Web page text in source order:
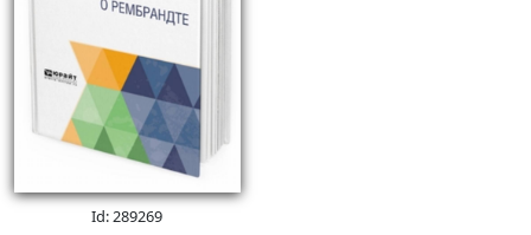
Id: 289269